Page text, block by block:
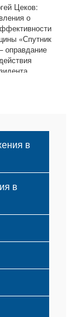
Цеков:
о
«Спутник
оправдание
в
в